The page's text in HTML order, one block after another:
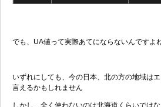
でも、UA値って実際あてにならないんですよ
いずれにしても、今の日本、北の方の地域は
言えるかもしれません
しかし、全く使わないのは北海道くらいでは